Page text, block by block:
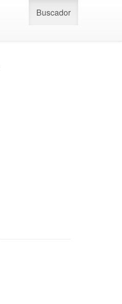
Buscador